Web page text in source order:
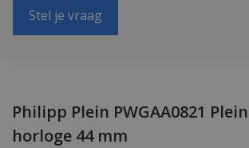
Stel je vraag
Philipp Plein PWGAA0821
horloge 44 mm